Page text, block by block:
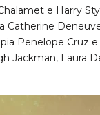
e Harry
Catherine
Penelope Cruz
Jackman, Laura